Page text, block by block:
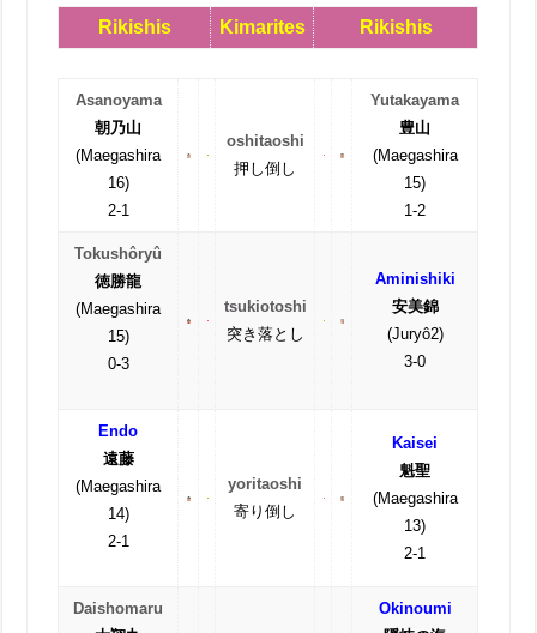
Rikishis Kimarites Rikishis
Asanoyama
朝乃山
(Maegashira
16)
2-1
oshitaoshi
押し倒し
Yutakayama
豊山
(Maegashira
15)
1-2
Tokushôryû
徳勝龍
(Maegashira
15)
0-3
tsukiotoshi
突き落とし
Aminishiki
安美錦
(Juryô2)
3-0
Endo
遠藤
(Maegashira
14)
2-1
yoritaoshi
寄り倒し
Kaisei
魁聖
(Maegashira
13)
2-1
Daishomaru
Okinoumi